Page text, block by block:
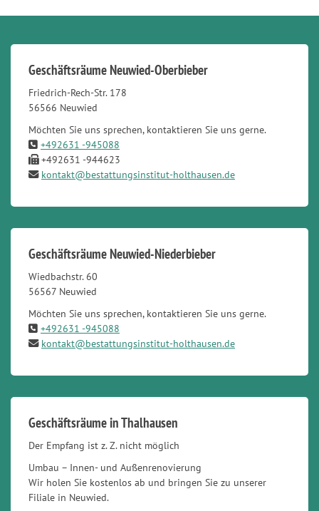
Geschäftsräume Neuwied-Oberbieber
Friedrich-Rech-Str. 178
56566 Neuwied
Möchten Sie uns sprechen, kontaktieren Sie uns gerne.
+492631 -945088
+492631 -944623
kontakt@bestattungsinstitut-holthausen.de
Geschäftsräume Neuwied-Niederbieber
Wiedbachstr. 60
56567 Neuwied
Möchten Sie uns sprechen, kontaktieren Sie uns gerne.
+492631 -945088
kontakt@bestattungsinstitut-holthausen.de
Geschäftsräume in Thalhausen
Der Empfang ist z. Z. nicht möglich
Umbau – Innen- und Außenrenovierung
Wir holen Sie kostenlos ab und bringen Sie zu unserer
Filiale in Neuwied.